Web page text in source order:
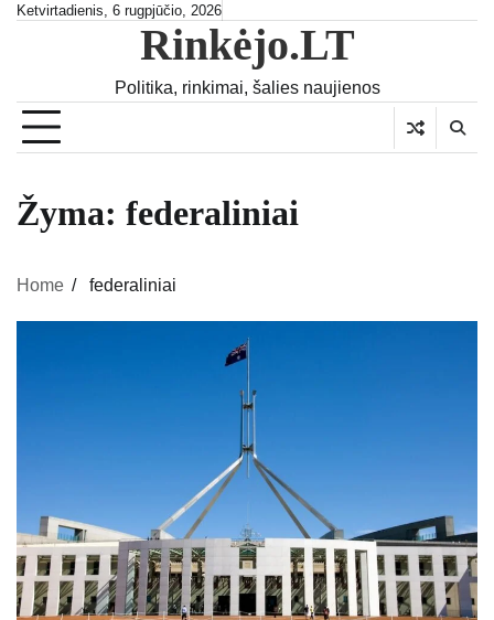
SkipKetvirtadienis, 6 rugpjūčio, 2026
Rinkėjo.LT
Politika, rinkimai, šalies naujienos
Žyma: federaliniai
Home federaliniai